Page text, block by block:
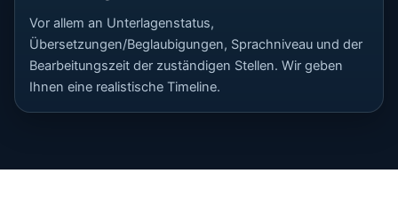
Vor allem an Unterlagenstatus,
Übersetzungen/Beglaubigungen, Sprachniveau und der
Bearbeitungszeit der zuständigen Stellen. Wir geben
Ihnen eine realistische Timeline.